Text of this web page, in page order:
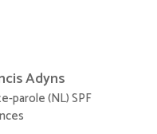
Adyns
parole (NL) SPF